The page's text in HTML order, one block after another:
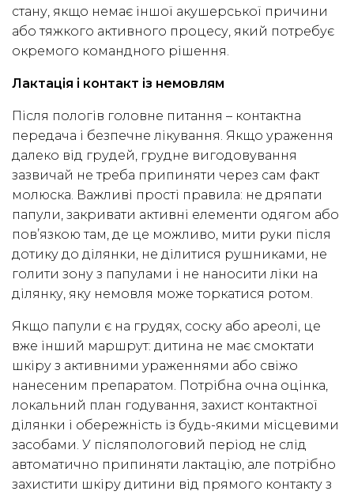
стану, якщо немає іншої акушерської причини
або тяжкого активного процесу, який потребує
окремого командного рішення.
Лактація і контакт із немовлям
Після пологів головне питання – контактна
передача і безпечне лікування. Якщо ураження
далеко від грудей, грудне вигодовування
зазвичай не треба припиняти через сам факт
молюска. Важливі прості правила: не дряпати
папули, закривати активні елементи одягом або
пов’язкою там, де це можливо, мити руки після
дотику до ділянки, не ділитися рушниками, не
голити зону з папулами і не наносити ліки на
ділянку, яку немовля може торкатися ротом.
Якщо папули є на грудях, соску або ареолі, це
вже інший маршрут: дитина не має смоктати
шкіру з активними ураженнями або свіжо
нанесеним препаратом. Потрібна очна оцінка,
локальний план годування, захист контактної
ділянки і обережність із будь-якими місцевими
засобами. У післяпологовий період не слід
автоматично припиняти лактацію, але потрібно
захистити шкіру дитини від прямого контакту з